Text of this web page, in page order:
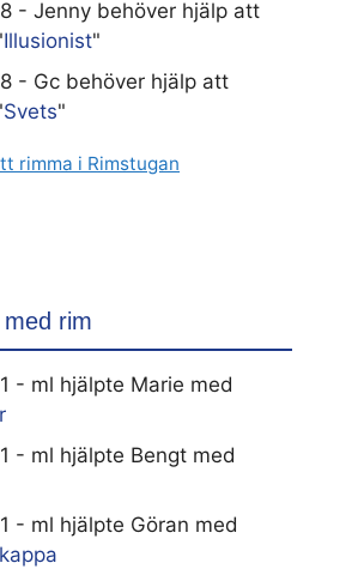
- Jenny behöver hjälp att
Illusionist"
- Gc behöver hjälp att
Svets"
rimma i Rimstugan
rim
- ml hjälpte Marie med
- ml hjälpte Bengt med
- ml hjälpte Göran med